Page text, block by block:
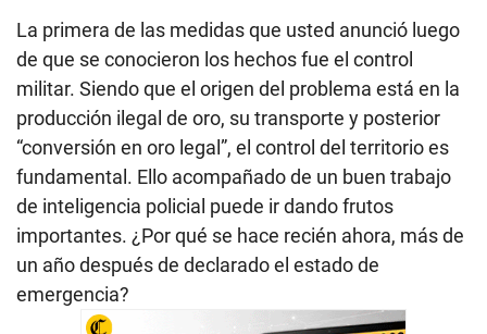
La primera de las medidas que usted anunció luego
de que se conocieron los hechos fue el control
militar. Siendo que el origen del problema está en la
producción ilegal de oro, su transporte y posterior
“conversión en oro legal”, el control del territorio es
fundamental. Ello acompañado de un buen trabajo
de inteligencia policial puede ir dando frutos
importantes. ¿Por qué se hace recién ahora, más de
un año después de declarado el estado de
emergencia?